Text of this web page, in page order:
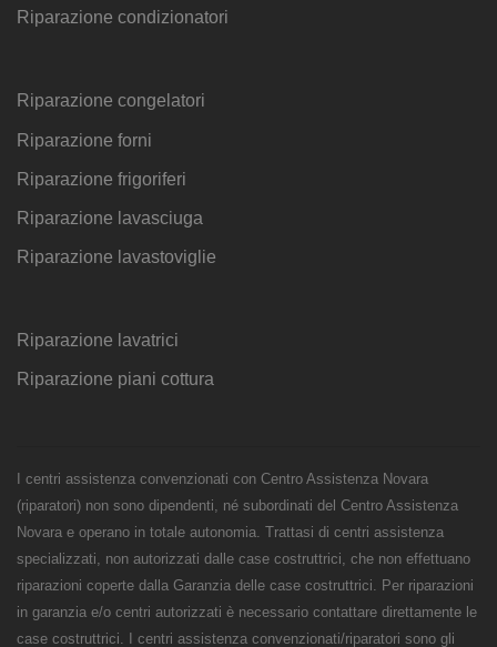
Riparazione condizionatori
Riparazione congelatori
Riparazione forni
Riparazione frigoriferi
Riparazione lavasciuga
Riparazione lavastoviglie
Riparazione lavatrici
Riparazione piani cottura
I centri assistenza convenzionati con Centro Assistenza Novara
(riparatori) non sono dipendenti, né subordinati del Centro Assistenza
Novara e operano in totale autonomia. Trattasi di centri assistenza
specializzati, non autorizzati dalle case costruttrici, che non effettuano
riparazioni coperte dalla Garanzia delle case costruttrici. Per riparazioni
in garanzia e/o centri autorizzati è necessario contattare direttamente le
case costruttrici. I centri assistenza convenzionati/riparatori sono gli